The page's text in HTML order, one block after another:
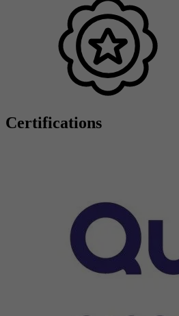
Certifications